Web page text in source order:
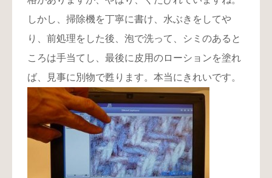
しかし、掃除機を丁寧に書け、水ぶきをしてや
り、前処理をした後、泡で洗って、シミのあると
ころは手当てし、最後に皮用のローションを塗れ
ば、見事に別物で甦ります。本当にきれいです。